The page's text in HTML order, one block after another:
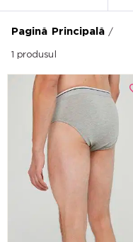
Pagină Principală /
1 produsul